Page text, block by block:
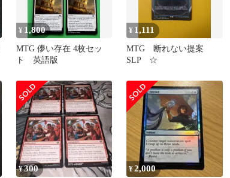
¥ 1,800
MTG 儚い存在 4枚セッ
ト 英語版
¥ 1,111
MTG 断れない提案
SLP ☆
¥300 ¥2,000